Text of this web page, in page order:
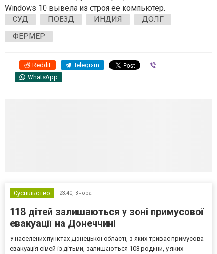
Windows 10 вывела из строя ее компьютер.
СУД
ПОЕЗД ИНДИЯ
ДОЛГ
ФЕРМЕР
Reddit Telegram
WhatsApp
Суспільство 23:40, Вчора
118 дітей залишаються у зоні примусової
евакуації на Донеччині
У населених пунктах Донецької області, з яких триває примусова
евакуація сімей із дітьми, залишаються 103 родини, у яких